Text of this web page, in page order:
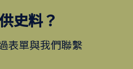
史料？
表單與我們聯繫